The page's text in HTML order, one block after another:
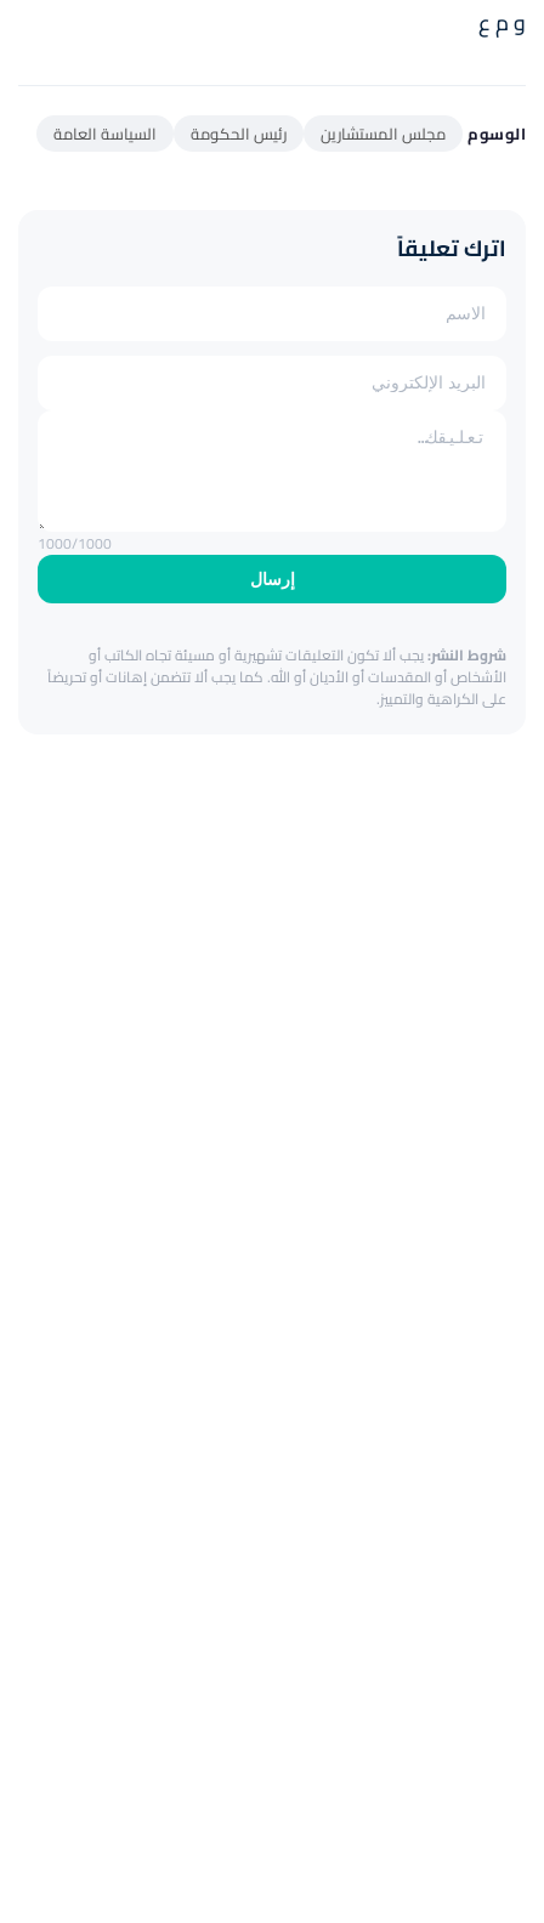
و م ع
الوسوم مجلس المستشارين رئيس الحكومة السياسة العامة
اترك تعليقاً
إرسال
1000/1000
شروط النشر:يجب ألا تكون التعليقات تشهيرية أو مسيئة تجاه الكاتب أو
الأشخاص أو المقدسات أو الأديان أو الله. كما يجب ألا تتضمن إهانات أو تحريضاً
على الكراهية والتمييز.